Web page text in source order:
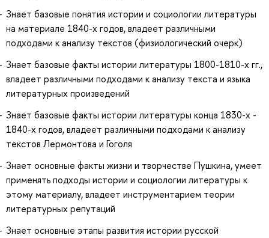
Знает базовые понятия истории и социологии литературы
на материале 1840-х годов, владеет различными
подходами к анализу текстов (физиологический очерк)
Знает базовые факты истории литературы 1800-1810-х гг.,
владеет различными подходами к анализу текста и языка
литературных произведений
Знает базовые факты истории литературы конца 1830-х -
1840-х годов, владеет различными подходами к анализу
текстов Лермонтова и Гоголя
Знает основные факты жизни и творчестве Пушкина, умеет
применять подходы истории и социологии литературы к
этому материалу, владеет инструментарием теории
литературных репутаций
Знает основные этапы развития истории русской